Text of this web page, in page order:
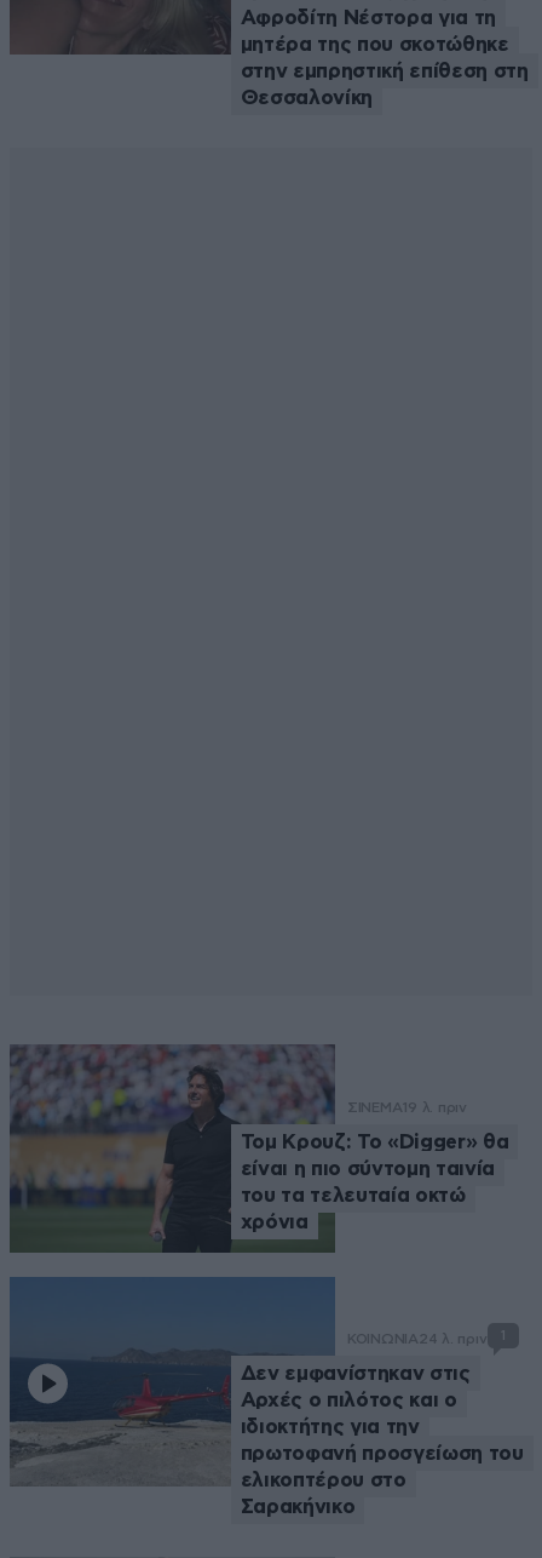
Αφροδίτη Νέστορα για τη
μητέρα της που σκοτώθηκε
στην εμπρηστική επίθεση στη
Θεσσαλονίκη
ΣΙΝΕΜΑ 19 λ. πριν
Τομ Κρουζ: Το «Digger» θα
είναι η πιο σύντομη ταινία
του τα τελευταία οκτώ
χρόνια
ΚΟΙΝΩΝΙΑ24 λ. πριν
Δεν εμφανίστηκαν στις
Αρχές o πιλότος και o
ιδιοκτήτης για την
πρωτοφανή προσγείωση του
ελικοπτέρου στο
Σαρακήνικο